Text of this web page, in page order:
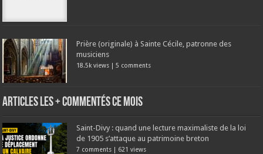
Prière (originale) à Sainte Cécile, patronne des
musiciens
18.5k views |5 comments
Articles les + commentés ce mois
Saint-Divy : quand une lecture maximaliste de la loi
de 1905 s’attaque au patrimoine breton
7 comments | 621 views